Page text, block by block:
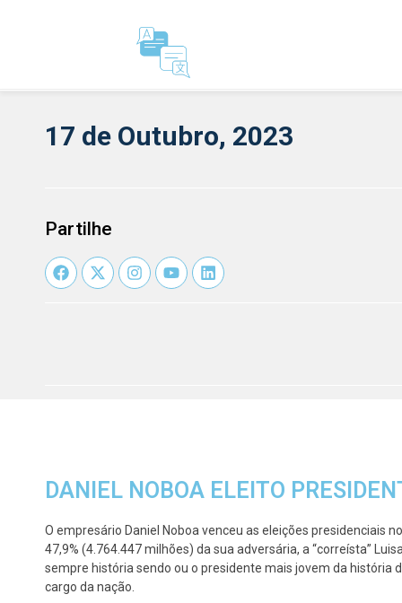
17 de Outubro, 2023
Partilhe
DANIEL NOBOA ELEITO
O empresário Daniel Noboa venceu as eleições presidenciais
47,9% (4.764.447 milhões) da sua adversária, a “correísta”
sempre história sendo ou o presidente mais jovem da história
cargo da nação.